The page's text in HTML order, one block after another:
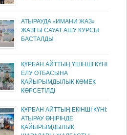
АТЫРАУДА «ИМАНИ ЖАЗ»
ЖАЗҒЫ САУАТ АШУ КУРСЫ
БАСТАЛДЫ
ҚҰРБАН АЙТТЫҢ ҮШІНШІ КҮНІ
ЕЛУ ОТБАСЫНА
ҚАЙЫРЫМДЫЛЫҚ КӨМЕК
КӨРСЕТІЛДІ
ҚҰРБАН АЙТТЫҢ ЕКІНШІ КҮНІ:
АТЫРАУ ӨҢІРІНДЕ
ҚАЙЫРЫМДЫЛЫҚ